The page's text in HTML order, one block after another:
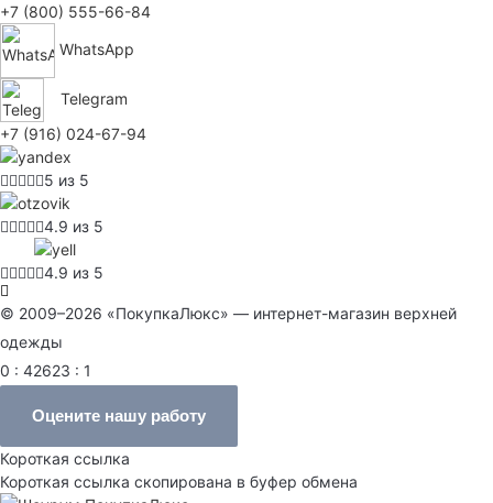
+7 (800) 555-66-84
WhatsApp
Telegram
+7 (916) 024-67-94
5 из 5
4.9 из 5
4.9 из 5
© 2009–2026 «ПокупкаЛюкс» — интернет-магазин верхней
одежды
0 : 42623 : 1
Оцените нашу работу
Короткая ссылка
Короткая ссылка скопирована в буфер обмена